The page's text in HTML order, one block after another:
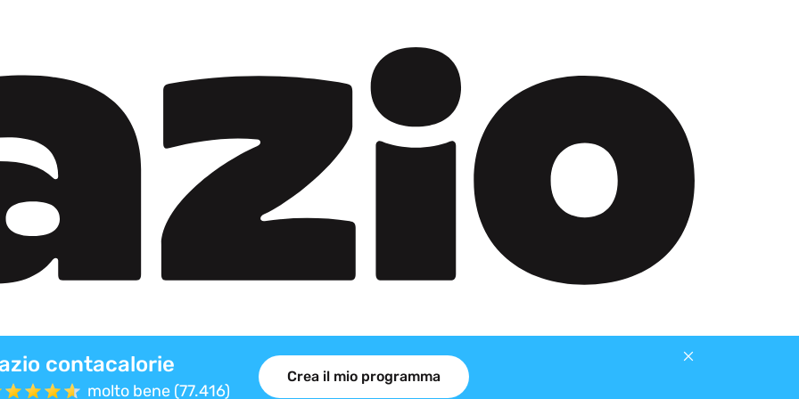
contacalorie
molto bene (77.416)
Crea il mio programma